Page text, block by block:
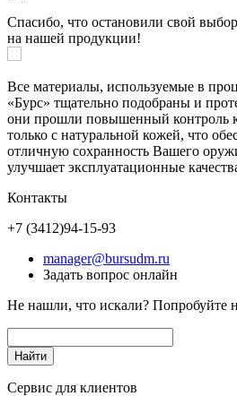
Спасибо, что остановили свой выбор
на нашей продукции!
Все материалы, используемые в
«Бурс» тщательно подобраны и
они прошли повышенный контроль
только с натуральной кожей, что
отличную сохранность Вашего
улучшает эксплуатационные
Контакты
+7 (3412)94-15-93
manager@bursudm.ru
Задать вопрос онлайн
Не нашли, что искали? Попробуйте
Сервис для клиентов